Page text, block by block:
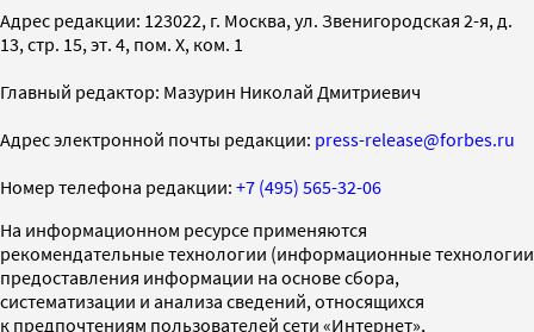
Адрес редакции: 123022, г. Москва, ул. Звенигородская 2-я, д.
13, стр. 15, эт. 4, пом. X, ком. 1
Главный редактор: Мазурин Николай Дмитриевич
Адрес электронной почты редакции: press-release@forbes.ru
Номер телефона редакции: +7 (495) 565-32-06
На информационном ресурсе применяются
рекомендательные технологии (информационные технологии
предоставления информации на основе сбора,
систематизации и анализа сведений, относящихся
к предпочтениям пользователей сети «Интернет»,